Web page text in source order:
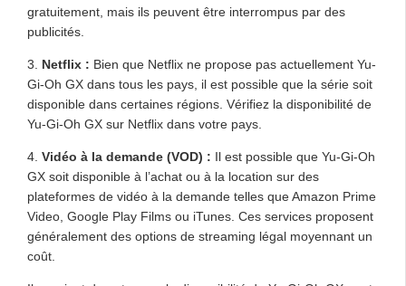
gratuitement, mais ils peuvent être interrompus par des
publicités.
3. Netflix : Bien que Netflix ne propose pas actuellement Yu-
Gi-Oh GX dans tous les pays, il est possible que la série soit
disponible dans certaines régions. Vérifiez la disponibilité de
Yu-Gi-Oh GX sur Netflix dans votre pays.
4. Vidéo à la demande (VOD) : Il est possible que Yu-Gi-Oh
GX soit disponible à l’achat ou à la location sur des
plateformes de vidéo à la demande telles que Amazon Prime
Video, Google Play Films ou iTunes. Ces services proposent
généralement des options de streaming légal moyennant un
coût.